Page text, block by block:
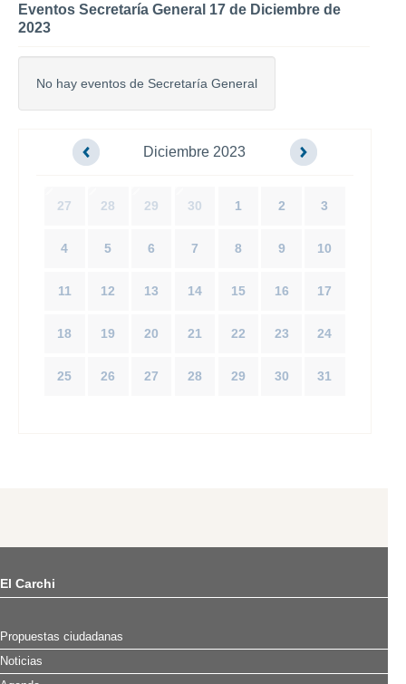
Eventos Secretaría General 17 de Diciembre de
2023
No hay eventos de Secretaría General
Diciembre 2023
27 28 29 30 1 2 3
4 5 6 7 8 9 10
11 12 13 14 15 16 17
18 19 20 21 22 23 24
25 26 27 28 29 30 31
El Carchi
Propuestas ciudadanas
Noticias